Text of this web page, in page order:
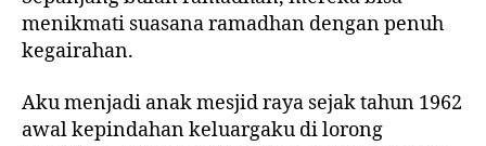
menikmati suasana ramadhan dengan penuh
kegairahan.
Aku menjadi anak mesjid raya sejak tahun 1962
awal kepindahan keluargaku di lorong